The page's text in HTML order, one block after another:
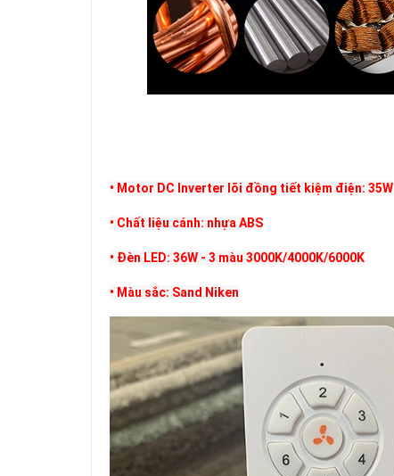
• Motor DC Inverter lõi đồng tiết kiệm điện: 35W
• Chất liệu cánh: nhựa ABS
• Đèn LED: 36W - 3 màu 3000K/4000K/6000K
• Màu sắc: Sand Niken